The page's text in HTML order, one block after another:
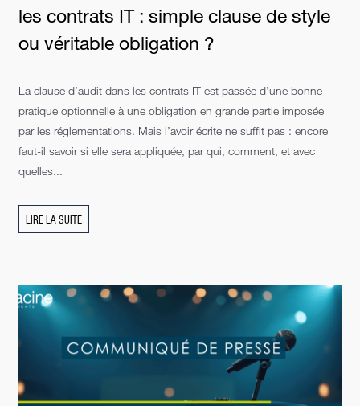
les contrats IT : simple clause de style
ou véritable obligation ?
La clause d’audit dans les contrats IT est passée d’une bonne
pratique optionnelle à une obligation en grande partie imposée
par les réglementations. Mais l’avoir écrite ne suffit pas : encore
faut-il savoir si elle sera appliquée, par qui, comment, et avec
quelles...
LIRE LA SUITE